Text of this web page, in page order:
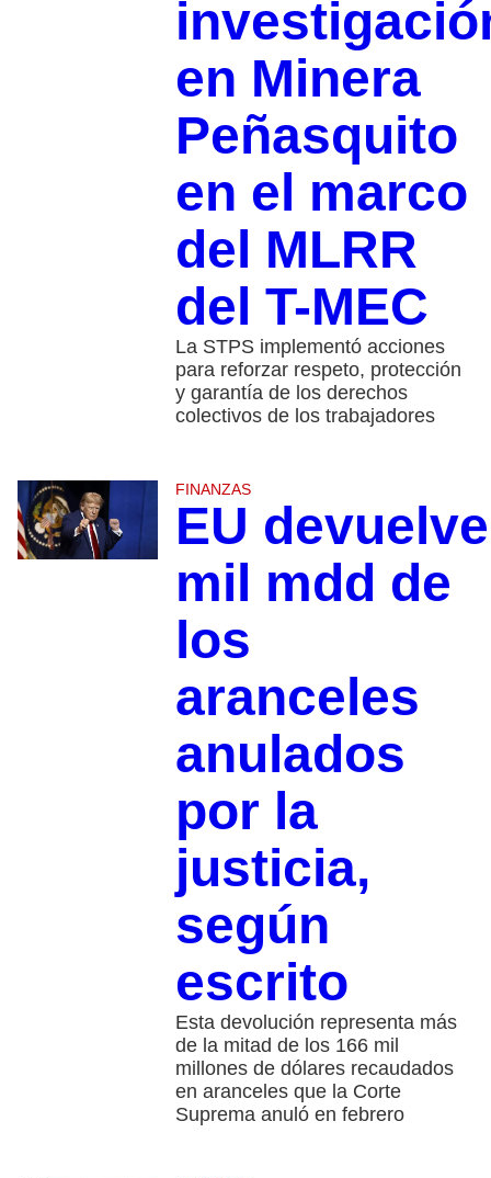
en Minera
Peñasquito
en el marco
del MLRR
del T-MEC
La STPS implementó acciones
para reforzar respeto, protección
y garantía de los derechos
colectivos de los trabajadores
FINANZAS
EU
mil mdd de
los
aranceles
anulados
por la
justicia,
según
escrito
Esta devolución representa más
de la mitad de los 166 mil
millones de dólares recaudados
en aranceles que la Corte
Suprema anuló en febrero